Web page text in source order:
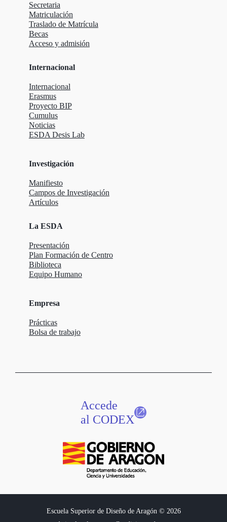
Secretaria
Matriculación
Traslado de Matrícula
Becas
Acceso y admisión
Internacional
Internacional
Erasmus
Proyecto BIP
Cumulus
Noticias
ESDA Desis Lab
Investigación
Manifiesto
Campos de Investigación
Artículos
La ESDA
Presentación
Plan Formación de Centro
Biblioteca
Equipo Humano
Empresa
Prácticas
Bolsa de trabajo
Accede
al CODEX
Escuela Superior de Diseño de Aragón © 2026